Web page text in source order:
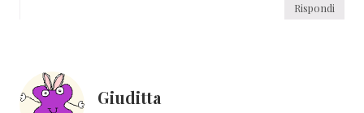
Rispondi
Giuditta